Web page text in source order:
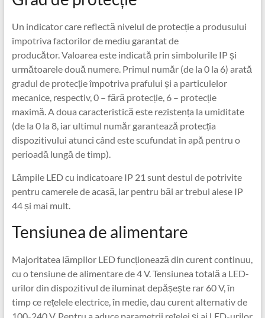
Un indicator care reflectă nivelul de protecție a produsului
împotriva factorilor de mediu garantat de
producător. Valoarea este indicată prin simbolurile IP și
următoarele două numere. Primul număr (de la 0 la 6) arată
gradul de protecție împotriva prafului și a particulelor
mecanice, respectiv, 0 – fără protecție, 6 – protecție
maximă. A doua caracteristică este rezistența la umiditate
(de la 0 la 8, iar ultimul număr garantează protecția
dispozitivului atunci când este scufundat în apă pentru o
perioadă lungă de timp).
Lămpile LED cu indicatoare IP 21 sunt destul de potrivite
pentru camerele de acasă, iar pentru băi ar trebui alese IP
44 și mai mult.
Tensiunea de alimentare
Majoritatea lămpilor LED funcționează din curent continuu,
cu o tensiune de alimentare de 4 V. Tensiunea totală a LED-
urilor din dispozitivul de iluminat depășește rar 60 V, în
timp ce rețelele electrice, în medie, dau curent alternativ de